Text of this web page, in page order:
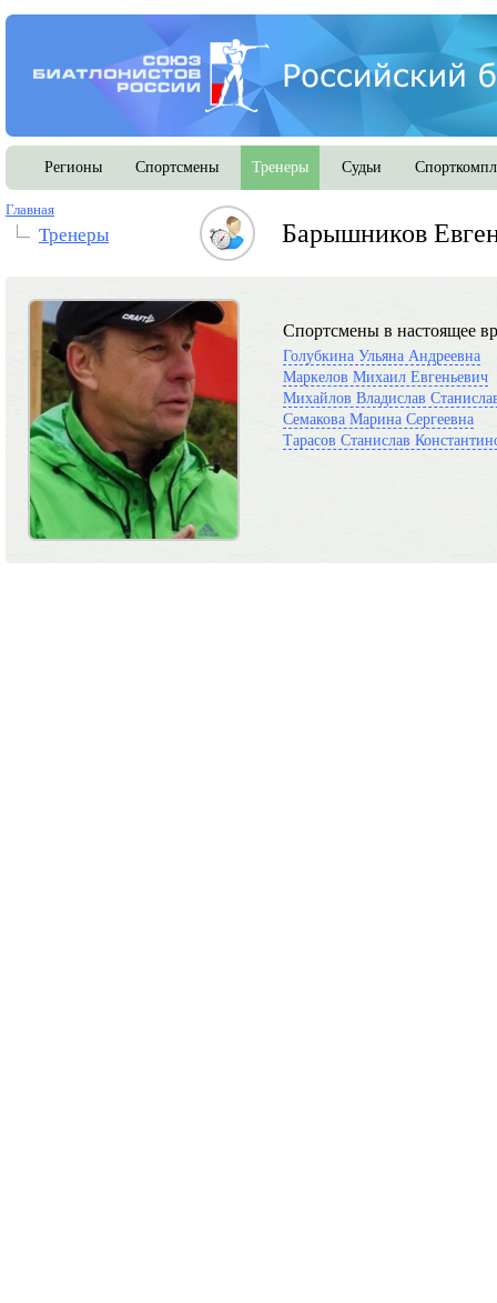
Регионы Спортсмены Тренеры Судьи
Главная
Тренеры Барышников
Спортсмены в настоящее
Голубкина Ульяна Андреевна
Маркелов Михаил Евгеньевич
Михайлов Владислав
Семакова Марина Сергеевна
Тарасов Станислав